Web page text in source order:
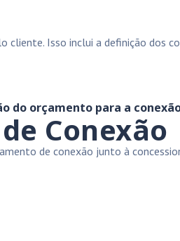
Isso inclui a definição dos
do orçamento para a
Conexão
de conexão junto à